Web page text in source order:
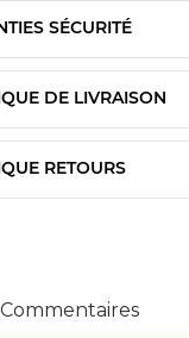
SÉCURITÉ
DE LIVRAISON
RETOURS
Commentaires